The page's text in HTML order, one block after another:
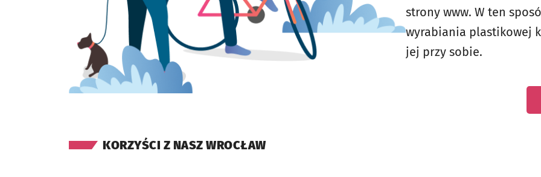
strony www. W ten
wyrabiania plastikowej
jej przy sobie.
KORZYŚCI Z NASZ WROCŁAW